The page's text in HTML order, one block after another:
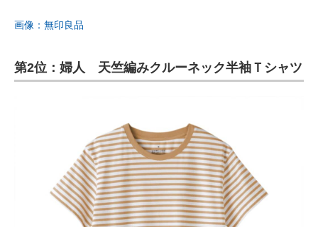
画像：無印良品
第2位：婦人 天竺編みクルーネック半袖Ｔシャツ